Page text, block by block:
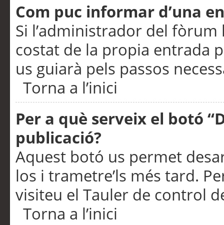
Com puc informar d’una
Si l’administrador del
costat de la propia entrada
us guiarà pels passos
Torna a l’inici
Per a què serveix el botó
publicació?
Aquest botó us permet
los i trametre’ls més tard.
visiteu el Tauler de control
Torna a l’inici